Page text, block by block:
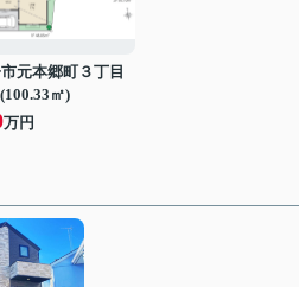
元本郷町３丁目
㎡)
万円